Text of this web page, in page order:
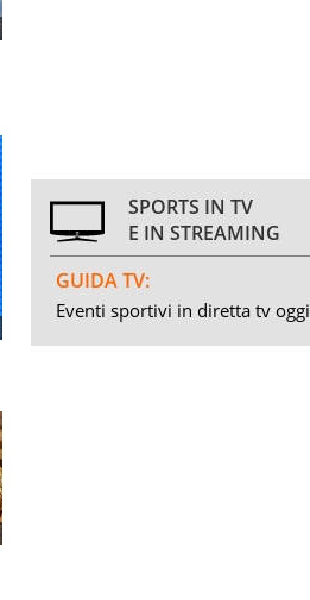
SPORTS IN TV
E IN STREAMING
GUIDA TV:
Eventi sportivi in diretta tv oggi